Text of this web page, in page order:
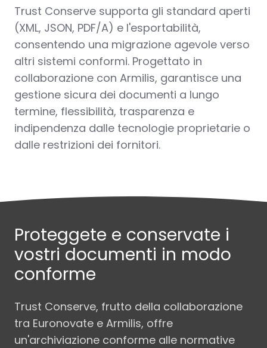
Trust Conserve supporta gli standard aperti
(XML, JSON, PDF/A) e l'esportabilità,
consentendo una migrazione agevole verso
altri sistemi conformi. Progettato in
collaborazione con Armilis, garantisce una
gestione sicura dei documenti a lungo
termine, flessibilità, trasparenza e
indipendenza dalle tecnologie proprietarie o
dalle restrizioni dei fornitori.
Proteggete e conservate i
vostri documenti in modo
conforme
Trust Conserve, frutto della collaborazione
tra Euronovate e Armilis, offre
un'archiviazione conforme alle normative